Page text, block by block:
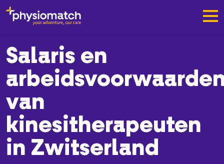
Salaris en
van
kinesitherapeuten
in Zwitserland